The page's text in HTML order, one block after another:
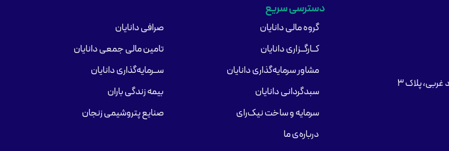
پلاک ۳
دسترسی سریع
گروه مالی دانایان
کــارگــزاری دانایان
مشاور سرمایه‌گذاری دانایان
سبدگردانی دانایان
سرمایه و ساخت نیک‌رای
درباره‌ی ما
صرافی دانایان
تامین مالی جمعی دانایان
ســرمایه‌گذاری دانایان
بیمه زندگی باران
صنایع پتروشیمی زنجان